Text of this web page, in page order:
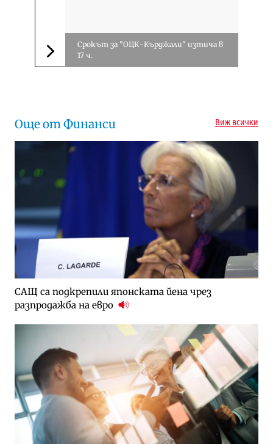
Следваща новина
Срокът за "ОЦК-Кърджали" изтича в
17 ч.
Още от Финанси Виж всички
САЩ са подкрепили японската йена чрез
разпродажба на евро